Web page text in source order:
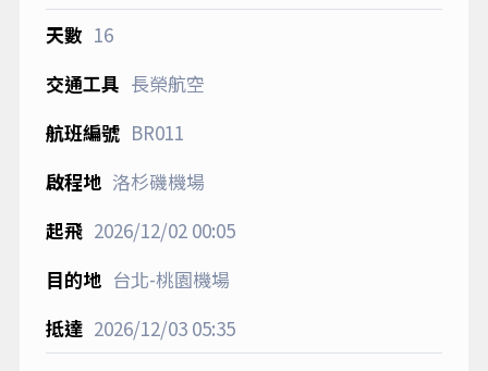
16
長榮航空
BR011
洛杉磯機場
2026/12/0200:05
台北-桃園機場
2026/12/0305:35